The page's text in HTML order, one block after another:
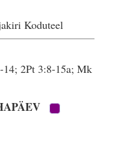
Koduteel
14; 2Pt 3:8-15a; Mk